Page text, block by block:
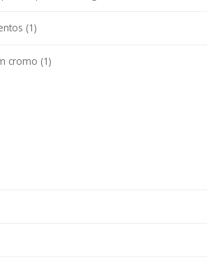
(1)
cromo (1)